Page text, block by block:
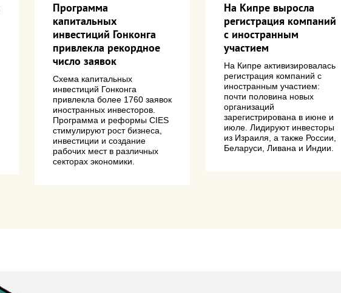
Программа
капитальных
инвестиций Гонконга
привлекла рекордное
число заявок
Схема капитальных
инвестиций Гонконга
привлекла более 1760 заявок
иностранных инвесторов.
Программа и реформы CIES
стимулируют рост бизнеса,
инвестиции и создание
рабочих мест в различных
секторах экономики.
На Кипре выросла
регистрация компаний
с иностранным
участием
На Кипре активизировалась
регистрация компаний с
иностранным участием:
почти половина новых
организаций
зарегистрирована в июне и
июле. Лидируют инвесторы
из Израиля, а также России,
Беларуси, Ливана и Индии.